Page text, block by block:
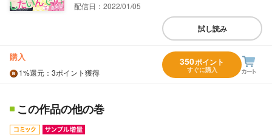
配信日：2022/01/05
試し読み
購入
1%還元 ：3ポイント獲得
350ポイント
すぐに購入
この作品の他の巻